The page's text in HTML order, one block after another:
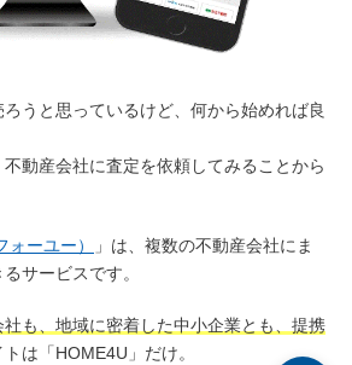
ろうと思っているけど、何から始めれば良
動産会社に査定を依頼してみることから
ーユー）
」は、複数の不動産会社にま
サービスです。
社も、地域に密着した中小企業とも、提携
は「HOME4U」だけ。